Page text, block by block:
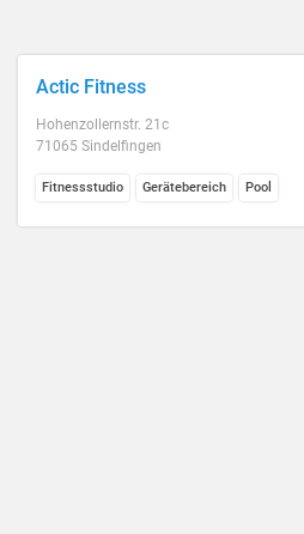
Actic Fitness
Hohenzollernstr. 21c
71065 Sindelfingen
Fitnessstudio Gerätebereich Pool